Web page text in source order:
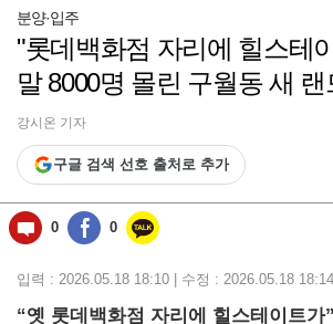
동)
분양·입주
"롯데백화점 자리에 힐스테
말 8000명 몰린 구월동 새 랜
강시온 기자
구글 검색 선호 출처로 추가
0 0
입력 : 2026.05.18 18:10 | 수정 : 2026.05.18 18:14
“옛 롯데백화점 자리에 힐스테이트가”